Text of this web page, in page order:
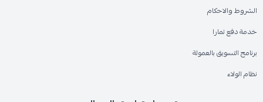
الشروط والاحكام
خدمة دفع تمارا
برنامج التسويق بالعمولة
نظام الولاء